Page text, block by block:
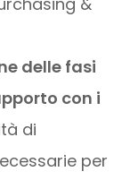
delle fasi
con i
di
per